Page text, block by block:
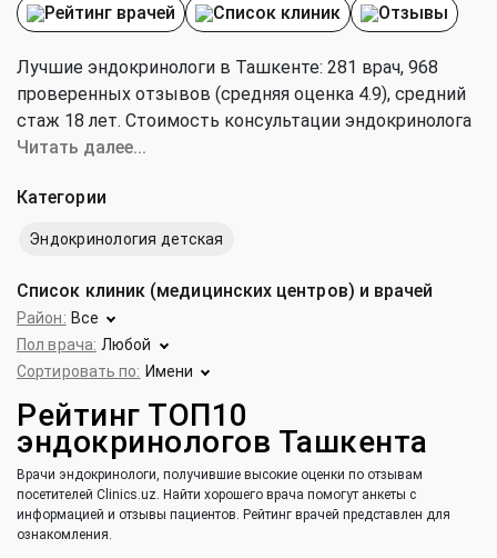
Рейтинг врачей Список клиник Отзывы
Лучшие эндокринологи в Ташкенте: 281 врач, 968
проверенных отзывов (средняя оценка 4.9), cредний
стаж 18 лет. Стоимость консультации эндокринолога
от 59 100 до 1 500 000 сум (средняя цена 213 000 сум).
Читать далее...
Категории
Эндокринология детская
Список клиник (медицинских центров) и врачей
Район: Все
Пол врача: Любой
Сортировать по: Имени
Рейтинг ТОП10
эндокринологов Ташкента
Врачи эндокринологи, получившие высокие оценки по отзывам
посетителей Clinics.uz. Найти хорошего врача помогут анкеты с
информацией и отзывы пациентов. Рейтинг врачей представлен для
ознакомления.